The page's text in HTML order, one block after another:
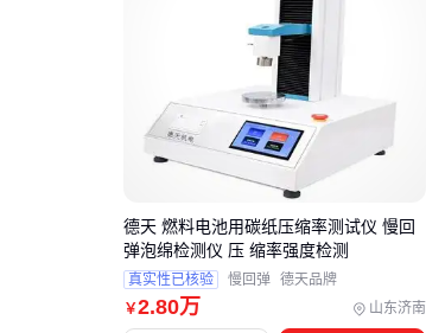
￥2.80万 山东济南
德天 燃料电池用碳纸压缩率测试仪 慢回
弹泡绵检测仪 压 缩率强度检测
真实性已核验 慢回弹 德天品牌